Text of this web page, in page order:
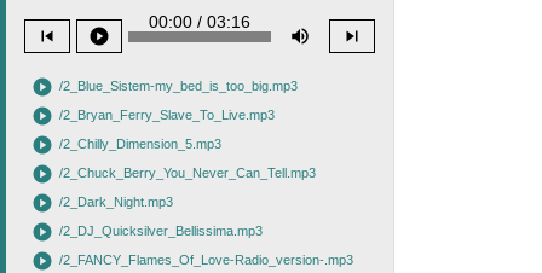
skip_previous play_circle
00:00 / 03:16
volume_up skip_next
play_circle /2_Blue_Sistem-my_bed_is_too_big.mp3
play_circle /2_Bryan_Ferry_Slave_To_Live.mp3
play_circle /2_Chilly_Dimension_5.mp3
play_circle /2_Chuck_Berry_You_Never_Can_Tell.mp3
play_circle /2_Dark_Night.mp3
play_circle /2_DJ_Quicksilver_Bellissima.mp3
play_circle /2_FANCY_Flames_Of_Love-Radio_version-.mp3